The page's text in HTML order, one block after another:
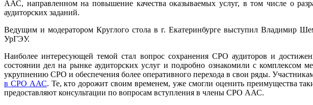
ААС, направленном на повышение качества оказываемых услуг, в том числе о
аудиторских заданий.
Ведущим и модератором Круглого стола в г. Екатеринбурге выступил Владимир
УрГЭУ.
Наиболее интересующей темой стал вопрос сохранения СРО аудиторов и
состоянии дел на рынке аудиторских услуг и подробно ознакомили с комплексом
укрупнению СРО и обеспечения более оперативного перехода в свои ряды.
в СРО ААС. Те, кто дорожит своим временем, уже смогли оценить преимущества
предоставляют консультации по вопросам вступления в члены СРО ААС.